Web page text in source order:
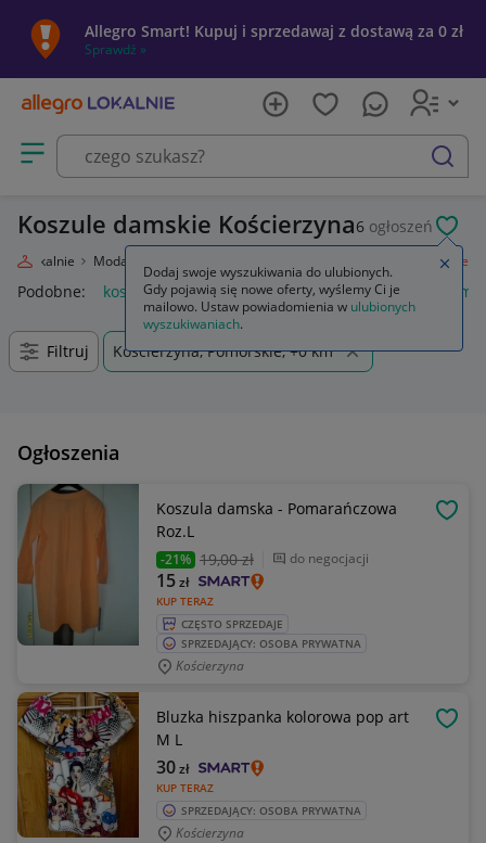
Allegro Smart! Kupuj i sprzedawaj z dostawą za 0 zł
Sprawdź »
Otwórz menu z kategoriami
szukaj
Koszule damskie Kościerzyna6 ogłoszeń
Lokalnie Moda Koszule
Podobne: koszule anda47 koszule poporodowe koszule
Filtruj Kościerzyna, Pomorskie, +0 km
Ogłoszenia
Koszula damska - Pomarańczowa
Roz.L
-21% 19,00 zł do negocjacji
KUP TERAZ
15zł
CZĘSTO SPRZEDAJE
SPRZEDAJĄCY: OSOBA PRYWATNA
Kościerzyna
Bluzka hiszpanka kolorowa pop art
M L
KUP TERAZ
30zł
SPRZEDAJĄCY: OSOBA PRYWATNA
Kościerzyna
Dodaj swoje wyszukiwania do ulubionych.
Gdy pojawią się nowe oferty, wyślemy Ci je
mailowo. Ustaw powiadomienia w ulubionych
wyszukiwaniach.